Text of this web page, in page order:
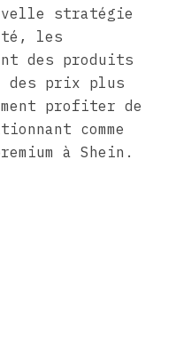
stratégie
les
des produits
des prix plus
profiter de
comme
à Shein.